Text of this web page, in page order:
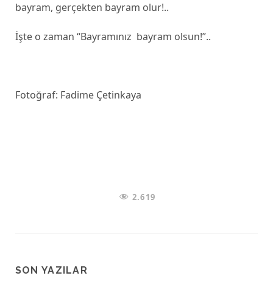
bayram, gerçekten bayram olur!..
İşte o zaman “Bayramınız bayram olsun!”..
Fotoğraf: Fadime Çetinkaya
2.619
SON YAZILAR